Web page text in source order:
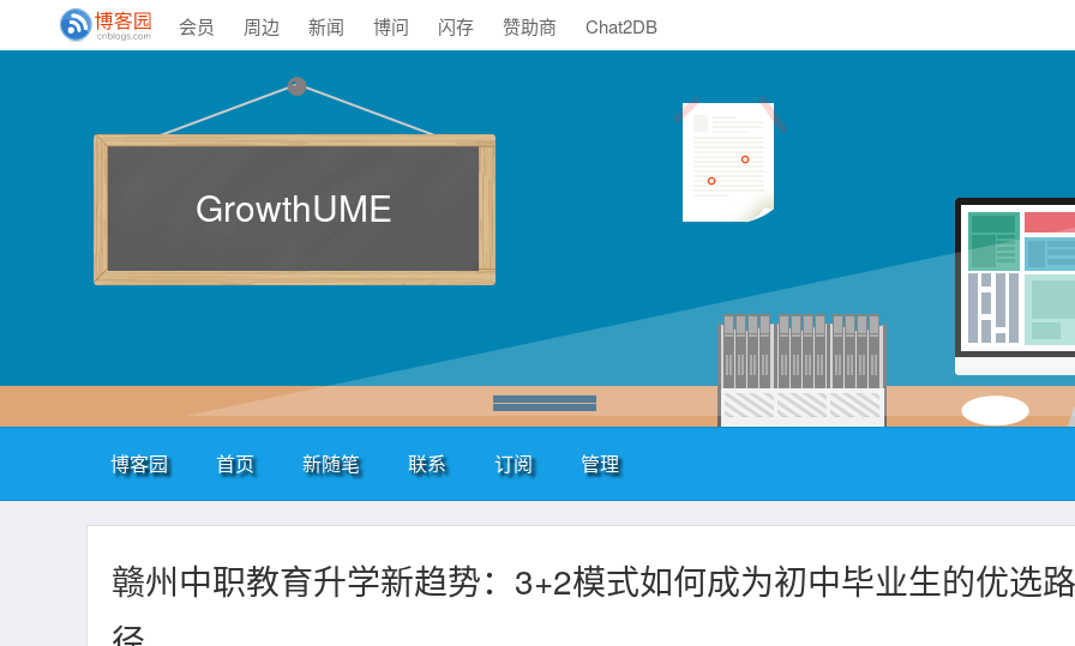
会员 周边 新闻 博问 闪存 赞助商 Chat2DB
GrowthUME
博客园 首页 新随笔 联系 订阅 管理
赣州中职教育升学新趋势：3+2模式如何成为初中毕业生的优选路